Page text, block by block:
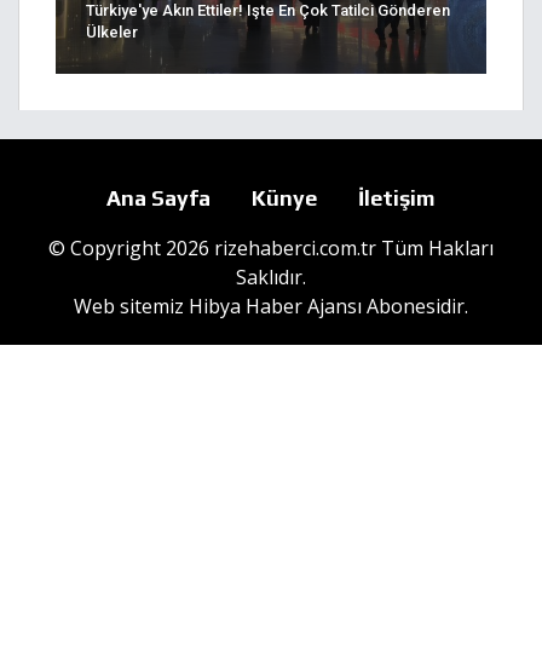
Türkiye'ye Akın Ettiler! Işte En Çok Tatilci Gönderen
Ülkeler
Ana Sayfa Künye İletişim
© Copyright 2026 rizehaberci.com.tr Tüm Hakları
Saklıdır.
Web sitemiz Hibya Haber Ajansı Abonesidir.